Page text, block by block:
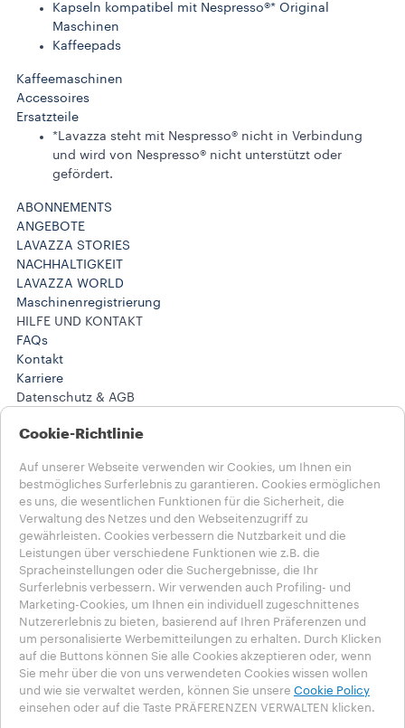
Kapseln kompatibel mit Nespresso®* Original
Maschinen
Kaffeepads
Kaffeemaschinen
Accessoires
Ersatzteile
*Lavazza steht mit Nespresso® nicht in Verbindung
und wird von Nespresso® nicht unterstützt oder
gefördert.
ABONNEMENTS
ANGEBOTE
LAVAZZA STORIES
NACHHALTIGKEIT
LAVAZZA WORLD
Maschinenregistrierung
HILFE UND KONTAKT
FAQs
Kontakt
Karriere
Datenschutz & AGB​
Geschäftsbedingungen
Wähle dein Land aus​
DEUTSCHLAND​
DEUTSCHLAND​
ANDERE LÄNDER
Datenschutzerklärung
Impressum
Cookie-Richtlinie​
Cookie-Einstellungen​
Whistleblowing
Erklärung zur Barrierefreiheit
Cookie-Richtlinie
Auf unserer Webseite verwenden wir Cookies, um Ihnen ein
bestmögliches Surferlebnis zu garantieren. Cookies ermöglichen
es uns, die wesentlichen Funktionen für die Sicherheit, die
Verwaltung des Netzes und den Webseitenzugriff zu
gewährleisten. Cookies verbessern die Nutzbarkeit und die
Leistungen über verschiedene Funktionen wie z.B. die
Spracheinstellungen oder die Suchergebnisse, die Ihr
Surferlebnis verbessern. Wir verwenden auch Profiling- und
Marketing-Cookies, um Ihnen ein individuell zugeschnittenes
Nutzererlebnis zu bieten, basierend auf Ihren Präferenzen und
um personalisierte Werbemitteilungen zu erhalten. Durch Klicken
auf die Buttons können Sie alle Cookies akzeptieren oder, wenn
Sie mehr über die von uns verwendeten Cookies wissen wollen
und wie sie verwaltet werden, können Sie unsere Cookie Policy
einsehen oder auf die Taste PRÄFERENZEN VERWALTEN klicken.